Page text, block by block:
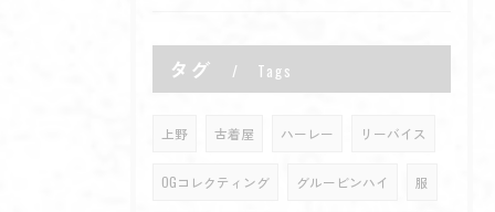
タグ Tags
上野 古着屋 ハーレー リーバイス
OGコレクティング グルービンハイ 服